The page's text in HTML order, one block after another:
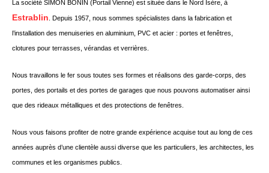
La société SIMON BONIN (Portail Vienne) est située dans le Nord Isère, à
Estrablin . Depuis 1957, nous sommes spécialistes dans la fabrication et
l’installation des menuiseries en aluminium, PVC et acier : portes et fenêtres,
clotures pour terrasses, vérandas et verrières.
Nous travaillons le fer sous toutes ses formes et réalisons des garde-corps, des
portes, des portails et des portes de garages que nous pouvons automatiser ainsi
que des rideaux métalliques et des protections de fenêtres.
Nous vous faisons profiter de notre grande expérience acquise tout au long de ces
années auprès d’une clientèle aussi diverse que les particuliers, les architectes, les
communes et les organismes publics.